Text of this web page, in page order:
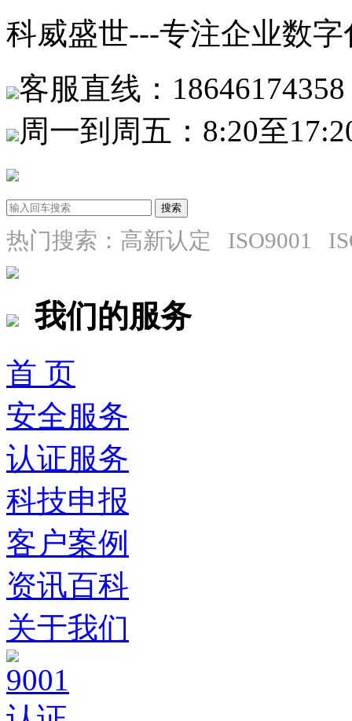
科威盛世---专注企业数
客服直线：18646174358
周一到周五：8:20至
热门搜索：高新认定 ISO9001
我们的服务
首 页
安全服务
认证服务
科技申报
客户案例
资讯百科
关于我们